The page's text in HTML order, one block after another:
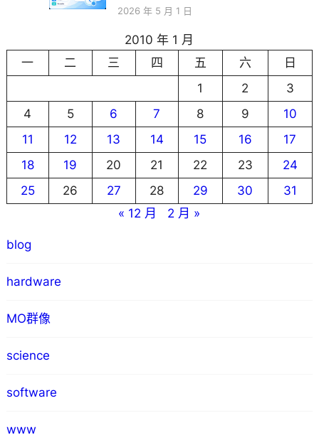
2026 年 5 月 1 日
2010 年 1 月
一
二 三 四 五 六
日
1
2
3
4
5 6 7 8 9
10
11
12 13 14 15 16
17
18
19 20 21 22 23
24
25
26 27 28 29 30
31
« 12 月
2 月 »
blog
hardware
MO群像
science
software
www